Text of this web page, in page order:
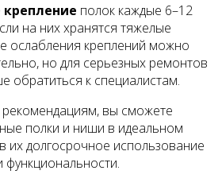
крепление полок каждые 6–12
на них хранятся тяжелые
ослабления креплений можно
но для серьезных ремонтов
обратиться к специалистам.
вы сможете
полки и ниши в идеальном
их долгосрочное использование
функциональности.